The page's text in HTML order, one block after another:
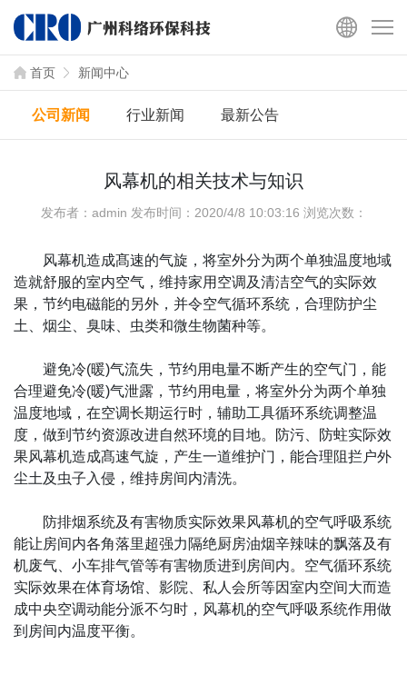
首页 新闻中心
公司新闻 行业新闻 最新公告
风幕机的相关技术与知识
发布者：admin 发布时间：2020/4/8 10:03:16 浏览次数：
风幕机造成髙速的气旋，将室外分为两个单独温度地域
造就舒服的室内空气，维持家用空调及清洁空气的实际效
果，节约电磁能的另外，并令空气循环系统，合理防护尘
土、烟尘、臭味、虫类和微生物菌种等。
避免冷(暖)气流失，节约用电量不断产生的空气门，能
合理避免冷(暖)气泄露，节约用电量，将室外分为两个单独
温度地域，在空调长期运行时，辅助工具循环系统调整温
度，做到节约资源改进自然环境的目地。防污、防蛀实际效
果风幕机造成髙速气旋，产生一道维护门，能合理阻拦户外
尘土及虫子入侵，维持房间内清洗。
防排烟系统及有害物质实际效果风幕机的空气呼吸系统
能让房间内各角落里超强力隔绝厨房油烟辛辣味的飘落及有
机废气、小车排气管等有害物质进到房间内。空气循环系统
实际效果在体育场馆、影院、私人会所等因室内空间大而造
成中央空调动能分派不匀时，风幕机的空气呼吸系统作用做
到房间内温度平衡。